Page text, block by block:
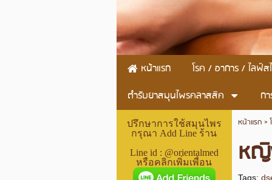
หน้าแรก
โรค / อาการ / ไลฟ์ส
ตำรับยาสมุนไพรคลาสสิค
ก
ปรึกษาการใช้สมุนไพร
กรุณา Add Line ร้าน
Line id : @orientalmed
หรือคลิกเพิ่มเพื่อน
หน้าแรก>
หญิ
Tags: